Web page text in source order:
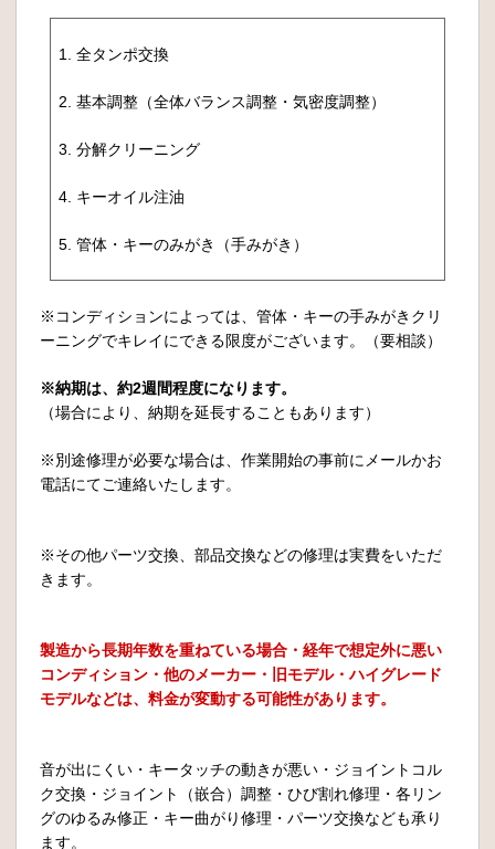
1. 全タンポ交換
2. 基本調整（全体バランス調整・気密度調整）
3. 分解クリーニング
4. キーオイル注油
5. 管体・キーのみがき（手みがき）
※コンディションによっては、管体・キーの手みがきクリ
ーニングでキレイにできる限度がございます。（要相談）
※納期は、約2週間程度になります。
（場合により、納期を延長することもあります）
※別途修理が必要な場合は、作業開始の事前にメールかお
電話にてご連絡いたします。
※その他パーツ交換、部品交換などの修理は実費をいただ
きます。
製造から長期年数を重ねている場合・経年で想定外に悪い
コンディション・他のメーカー・旧モデル・ハイグレード
モデルなどは、料金が変動する可能性があります。
音が出にくい・キータッチの動きが悪い・ジョイントコル
ク交換・ジョイント（嵌合）調整・ひび割れ修理・各リン
グのゆるみ修正・キー曲がり修理・パーツ交換なども承り
ます。